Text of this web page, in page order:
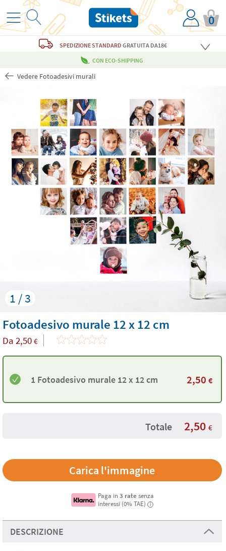
0
SPEDIZIONE STANDARD GRATUITADA18€
CON ECO-SHIPPING
Vedere Fotoadesivi murali
1 / 3
Fotoadesivo murale 12 x 12 cm
Da 2,50 €
1 Fotoadesivo murale 12 x 12 cm 2,50 €
Totale 2,50 €
Carica l'immagine
Paga in 3 rate senza
interessi (0% TAE)
i
DESCRIZIONE